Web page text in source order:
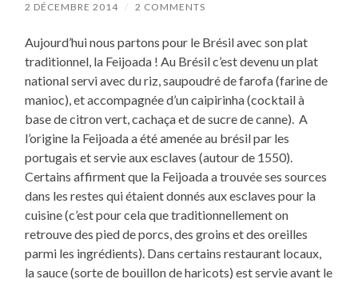
2 DÉCEMBRE 2014 / 2 COMMENTS
Aujourd’hui nous partons pour le Brésil avec son plat
traditionnel, la Feijoada ! Au Brésil c’est devenu un plat
national servi avec du riz, saupoudré de farofa (farine de
manioc), et accompagnée d’un caipirinha (cocktail à
base de citron vert, cachaça et de sucre de canne). A
l’origine la Feijoada a été amenée au brésil par les
portugais et servie aux esclaves (autour de 1550).
Certains affirment que la Feijoada a trouvée ses sources
dans les restes qui étaient donnés aux esclaves pour la
cuisine (c’est pour cela que traditionnellement on
retrouve des pied de porcs, des groins et des oreilles
parmi les ingrédients). Dans certains restaurant locaux,
la sauce (sorte de bouillon de haricots) est servie avant le